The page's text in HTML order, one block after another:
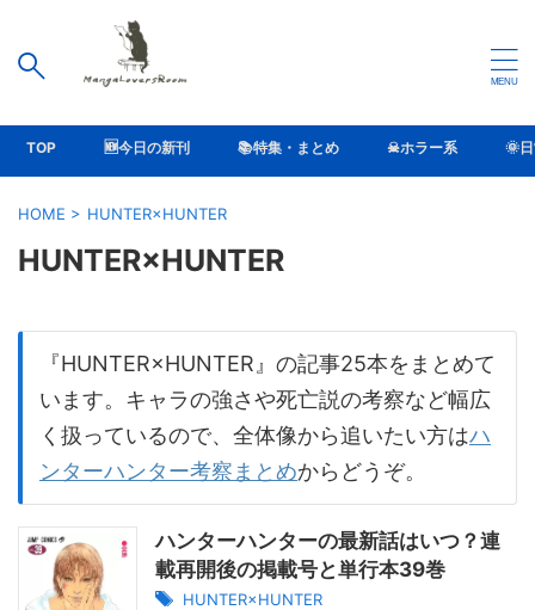
TOP 🆕今日の新刊 📚特集・まとめ ☠ホラー系 🌞
HOME > HUNTER×HUNTER
HUNTER×HUNTER
『HUNTER×HUNTER』の記事25本をまとめて
います。キャラの強さや死亡説の考察など幅広
く扱っているので、全体像から追いたい方はハ
ンターハンター考察まとめからどうぞ。
ハンターハンターの最新話はいつ？連
載再開後の掲載号と単行本39巻
HUNTER×HUNTER